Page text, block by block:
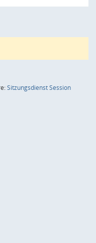
SitzungsdienstSession(Wird in